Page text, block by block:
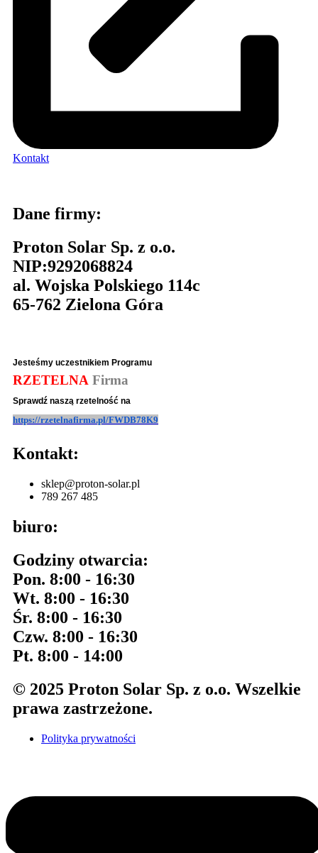
Kontakt
Dane firmy:
Proton Solar Sp. z o.o.
NIP:9292068824
al. Wojska Polskiego 114c
65-762 Zielona Góra
Jesteśmy uczestnikiem Programu
RZETELNA Firma
Sprawdź naszą rzetelność na
https://rzetelnafirma.pl/FWDB78K9
Kontakt:
sklep@proton-solar.pl
789 267 485
biuro:
Godziny otwarcia:
Pon. 8:00 - 16:30
Wt. 8:00 - 16:30
Śr. 8:00 - 16:30
Czw. 8:00 - 16:30
Pt. 8:00 - 14:00
© 2025 Proton Solar Sp. z o.o. Wszelkie
prawa zastrzeżone.
Polityka prywatności